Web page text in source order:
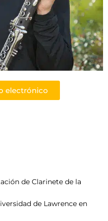
de Clarinete de la
de Lawrence en
electrónico